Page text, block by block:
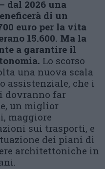
dal 2026 una
di un
euro per la vita
15.600. Ma la
a garantire il
Lo scorso
una nuova scala
assistenziale, che i
dovranno far
un miglior
maggiore
sui trasporti, e
dei piani di
architettoniche in